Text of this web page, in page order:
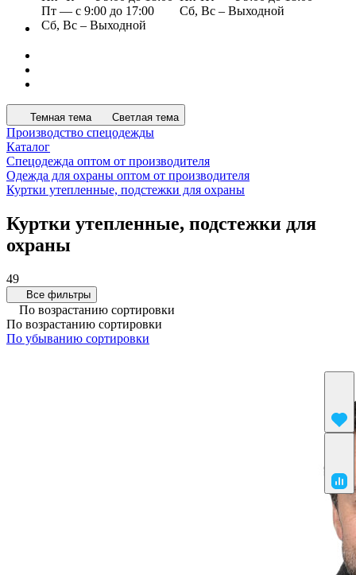
Пт — с 9:00 до 17:00
Сб, Вс – Выходной
Сб, Вс – Выходной
Темная тема Светлая тема
Производство спецодежды
Каталог
Спецодежда оптом от производителя
Одежда для охраны оптом от производителя
Куртки утепленные, подстежки для охраны
Куртки утепленные, подстежки для
охраны
49
Все фильтры
По возрастанию сортировки
По возрастанию сортировки
По убыванию сортировки